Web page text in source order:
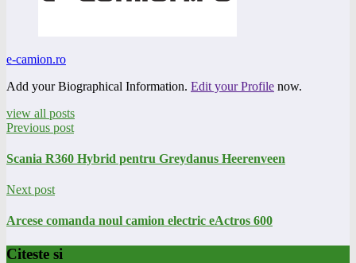
e-camion.ro
Add your Biographical Information. Edit your Profile now.
view all posts
Previous post
Scania R360 Hybrid pentru Greydanus Heerenveen
Next post
Arcese comanda noul camion electric eActros 600
Citeste si